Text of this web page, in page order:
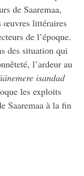
de Saaremaa,
œuvres littéraires
de l’époque.
des situation qui
l’ardeur au
isandad
les exploits
Saaremaa à la fin